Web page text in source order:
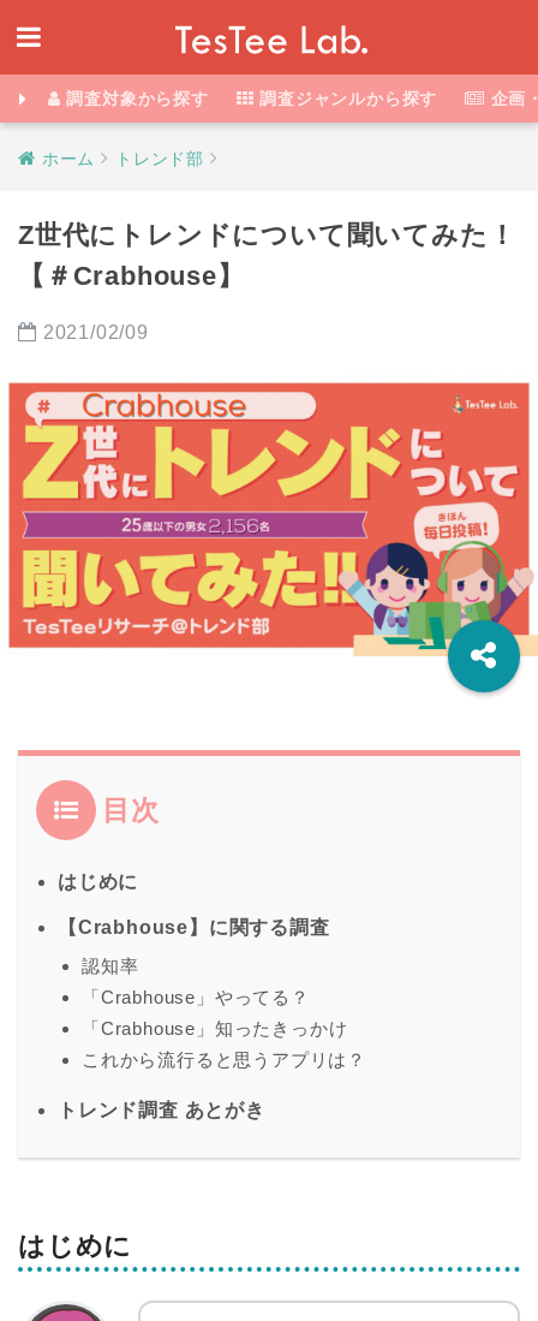
調査対象から探す 調査ジャンルから探す 企画
ホーム トレンド部
Z世代にトレンドについて聞いてみた！
【＃Crabhouse】
2021/02/09
目次
はじめに
【Crabhouse】に関する調査
認知率
「Crabhouse」やってる？
「Crabhouse」知ったきっかけ
これから流行ると思うアプリは？
トレンド調査 あとがき
はじめに